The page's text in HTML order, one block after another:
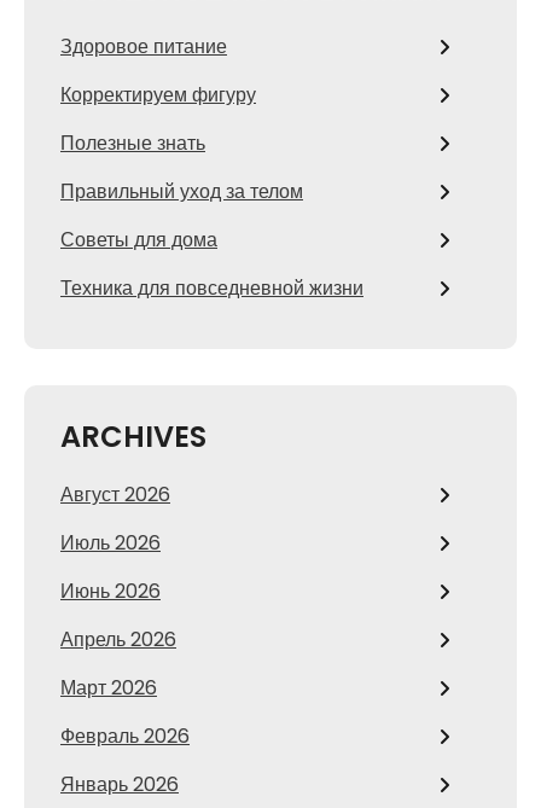
Здоровое питание
Корректируем фигуру
Полезные знать
Правильный уход за телом
Советы для дома
Техника для повседневной жизни
ARCHIVES
Август 2026
Июль 2026
Июнь 2026
Апрель 2026
Март 2026
Февраль 2026
Январь 2026